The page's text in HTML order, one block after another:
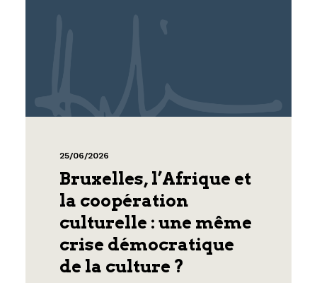
25/06/2026
Bruxelles, l’Afrique et
la coopération
culturelle : une même
crise démocratique
de la culture ?